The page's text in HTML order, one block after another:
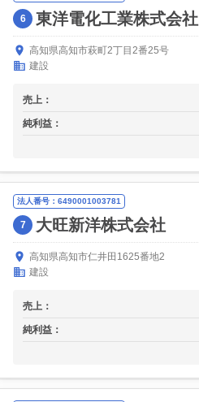
6 東洋電化工業株式会社
高知県高知市萩町2丁目2番25号
建設
売上：
純利益：
法人番号：6490001003781
7 大旺新洋株式会社
高知県高知市仁井田1625番地2
建設
売上：
純利益：